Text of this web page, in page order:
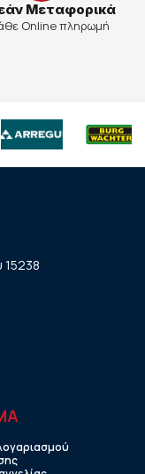
Μεταφορικά
Online πληρωμή
15238